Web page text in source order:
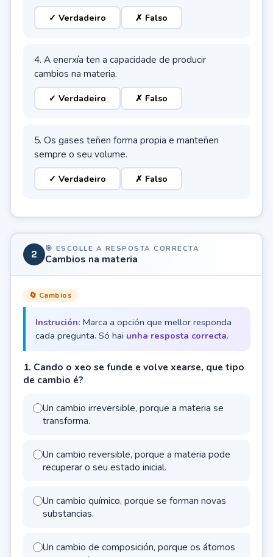
✓ Verdadeiro ✗ Falso
4. A enerxía ten a capacidade de producir
cambios na materia.
✓ Verdadeiro ✗ Falso
5. Os gases teñen forma propia e manteñen
sempre o seu volume.
✓ Verdadeiro ✗ Falso
2
🎯 ESCOLLE A RESPOSTA CORRECTA
Cambios na materia
🔄 Cambios
Instrución: Marca a opción que mellor responda
cada pregunta. Só hai unha resposta correcta.
1. Cando o xeo se funde e volve xearse, que tipo
de cambio é?
Un cambio irreversible, porque a materia se
transforma.
Un cambio reversible, porque a materia pode
recuperar o seu estado inicial.
Un cambio químico, porque se forman novas
substancias.
Un cambio de composición, porque os átomos